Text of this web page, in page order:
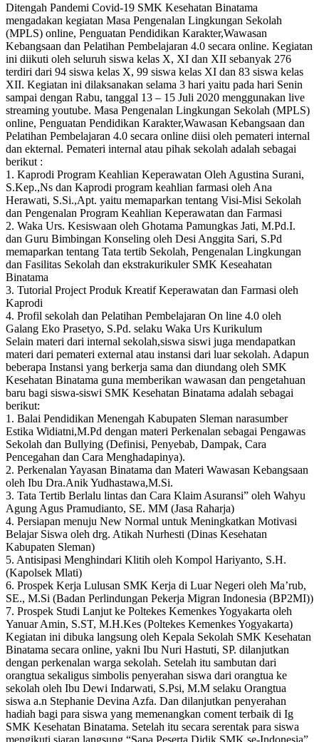
Ditengah Pandemi Covid-19 SMK Kesehatan Binatama
mengadakan kegiatan Masa Pengenalan Lingkungan Sekolah
(MPLS) online, Penguatan Pendidikan Karakter,Wawasan
Kebangsaan dan Pelatihan Pembelajaran 4.0 secara online. Kegiatan
ini diikuti oleh seluruh siswa kelas X, XI dan XII sebanyak 276
terdiri dari 94 siswa kelas X, 99 siswa kelas XI dan 83 siswa kelas
XII. Kegiatan ini dilaksanakan selama 3 hari yaitu pada hari Senin
sampai dengan Rabu, tanggal 13 – 15 Juli 2020 menggunakan live
streaming youtube. Masa Pengenalan Lingkungan Sekolah (MPLS)
online, Penguatan Pendidikan Karakter,Wawasan Kebangsaan dan
Pelatihan Pembelajaran 4.0 secara online diisi oleh pemateri internal
dan ekternal. Pemateri internal atau pihak sekolah adalah sebagai
berikut :
1. Kaprodi Program Keahlian Keperawatan Oleh Agustina Surani,
S.Kep.,Ns dan Kaprodi program keahlian farmasi oleh Ana
Herawati, S.Si.,Apt. yaitu memaparkan tentang Visi-Misi Sekolah
dan Pengenalan Program Keahlian Keperawatan dan Farmasi
2. Waka Urs. Kesiswaan oleh Ghotama Pamungkas Jati, M.Pd.I.
dan Guru Bimbingan Konseling oleh Desi Anggita Sari, S.Pd
memaparkan tentang Tata tertib Sekolah, Pengenalan Lingkungan
dan Fasilitas Sekolah dan ekstrakurikuler SMK Keseahatan
Binatama
3. Tutorial Project Produk Kreatif Keperawatan dan Farmasi oleh
Kaprodi
4. Profil sekolah dan Pelatihan Pembelajaran On line 4.0 oleh
Galang Eko Prasetyo, S.Pd. selaku Waka Urs Kurikulum
Selain materi dari internal sekolah,siswa siswi juga mendapatkan
materi dari pemateri external atau instansi dari luar sekolah. Adapun
beberapa Instansi yang berkerja sama dan diundang oleh SMK
Kesehatan Binatama guna memberikan wawasan dan pengetahuan
baru bagi siswa-siswi SMK Kesehatan Binatama adalah sebagai
berikut:
1. Balai Pendidikan Menengah Kabupaten Sleman narasumber
Estika Widiatni,M.Pd dengan materi Perkenalan sebagai Pengawas
Sekolah dan Bullying (Definisi, Penyebab, Dampak, Cara
Pencegahan dan Cara Menghadapinya).
2. Perkenalan Yayasan Binatama dan Materi Wawasan Kebangsaan
oleh Ibu Dra.Anik Yudhastawa,M.Si.
3. Tata Tertib Berlalu lintas dan Cara Klaim Asuransi” oleh Wahyu
Agung Agus Pramudianto, SE. MM (Jasa Raharja)
4. Persiapan menuju New Normal untuk Meningkatkan Motivasi
Belajar Siswa oleh drg. Atikah Nurhesti (Dinas Kesehatan
Kabupaten Sleman)
5. Antisipasi Menghindari Klitih oleh Kompol Hariyanto, S.H.
(Kapolsek Mlati)
6. Prospek Kerja Lulusan SMK Kerja di Luar Negeri oleh Ma’rub,
SE., M.Si (Badan Perlindungan Pekerja Migran Indonesia (BP2MI))
7. Prospek Studi Lanjut ke Poltekes Kemenkes Yogyakarta oleh
Yanuar Amin, S.ST, M.H.Kes (Poltekes Kemenkes Yogyakarta)
Kegiatan ini dibuka langsung oleh Kepala Sekolah SMK Kesehatan
Binatama secara online, yakni Ibu Nuri Hastuti, SP. dilanjutkan
dengan perkenalan warga sekolah. Setelah itu sambutan dari
orangtua sekaligus simbolis penyerahan siswa dari orangtua ke
sekolah oleh Ibu Dewi Indarwati, S.Psi, M.M selaku Orangtua
siswa a.n Stephanie Devina Azfa. Dan dilanjutkan penyerahan
hadiah bagi para siswa yang memenangkan coment terbaik di Ig
SMK Kesehatan Binatama. Setelah itu secara serentak para siswa
mengikuti siaran langsung “Sapa Peserta Didik SMK se-Indonesia”